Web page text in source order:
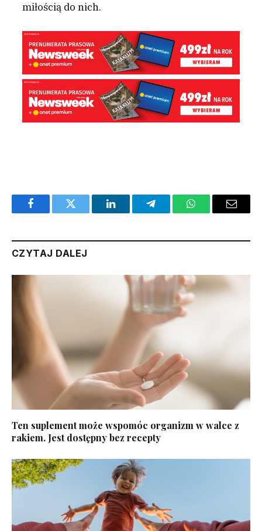
miłością do nich.
FacebookTwitter LinkedInTelegramWhatsAppEmail
CZYTAJ DALEJ
Ten suplement może wspomóc organizm w walce z
rakiem. Jest dostępny bez recepty